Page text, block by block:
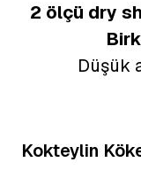
2 ölçü dry
Düşük
Kokteylin